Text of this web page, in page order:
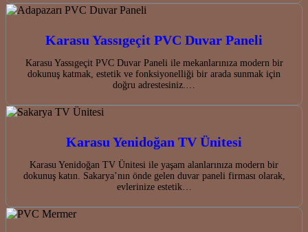
Karasu Yassıgeçit PVC Duvar Paneli
Karasu Yassıgeçit PVC Duvar Paneli ile mekanlarınıza modern bir
dokunuş katmak, estetik ve fonksiyonelliği bir arada sunmak için
doğru adrestesiniz.…
Karasu Yenidoğan TV Ünitesi
Karasu Yenidoğan TV Ünitesi ile yaşam alanlarınıza modern bir
dokunuş katın. Sakarya’nın önde gelen duvar paneli firması olarak,
evlerinize estetik…